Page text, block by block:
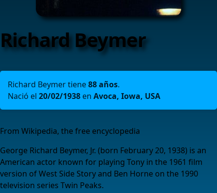
Richard Beymer
Richard Beymer tiene88 años.
Nació el 20/02/1938 en Avoca, Iowa, USA
From Wikipedia, the free encyclopedia
George Richard Beymer, Jr. (born February 20, 1938) is an
American actor known for playing Tony in the 1961 film
version of West Side Story and Ben Horne on the 1990
television series Twin Peaks.